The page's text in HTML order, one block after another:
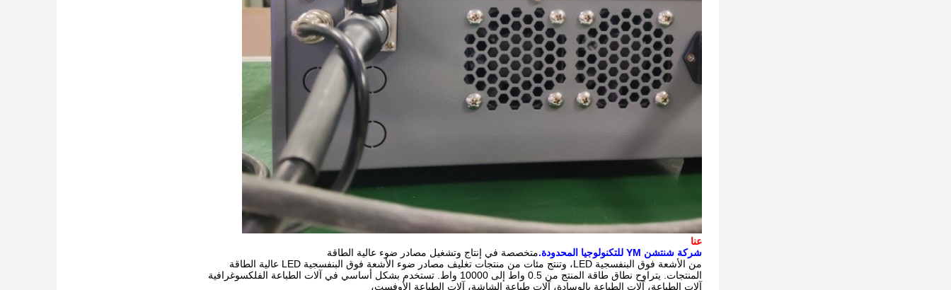
عنا
شركة شنتشن YM للتكنولوجيا المحدودة.
متخصصة في إنتاج وتشغيل مصادر ضوء عالية الطاقة
من الأشعة فوق البنفسجية LED، وتنتج مئات من منتجات تغليف مصادر ضوء الأشعة فوق البنفسجية LED عالية الطاقة
المنتجات. يتراوح نطاق طاقة المنتج من 0.5 واط إلى 10000 واط. تستخدم بشكل أساسي في آلات الطباعة الفلكسوغرافية
آلات الطباعة، آلات الطباعة بالوسادة، آلات طباعة الشاشة، آلات الطباعة الأوفست،